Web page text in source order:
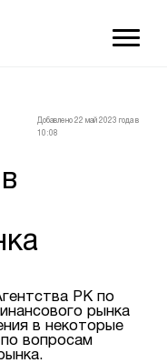
Добавлено 22 май 2023 года в
10:08
РК по
рынка
в некоторые
вопросам